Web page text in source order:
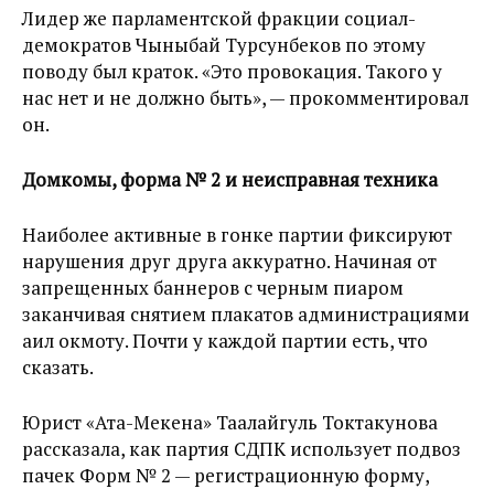
Лидер же парламентской фракции социал-
демократов Чыныбай Турсунбеков по этому
поводу был краток. «Это провокация. Такого у
нас нет и не должно быть», — прокомментировал
он.
Домкомы, форма № 2 и неисправная техника
Наиболее активные в гонке партии фиксируют
нарушения друг друга аккуратно. Начиная от
запрещенных баннеров с черным пиаром
заканчивая снятием плакатов администрациями
аил окмоту. Почти у каждой партии есть, что
сказать.
Юрист «Ата-Мекена» Таалайгуль Токтакунова
рассказала, как партия СДПК использует подвоз
пачек Форм № 2 — регистрационную форму,